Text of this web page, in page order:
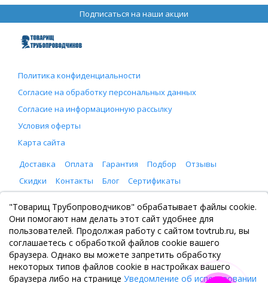
Подписаться на наши акции
Политика конфиденциальности
Согласие на обработку персональных данных
Согласие на информационную рассылку
Условия оферты
Карта сайта
Доставка
Оплата Гарантия Подбор
Отзывы
Скидки
Контакты Блог Сертификаты
ООО "Товарищ Трубопроводчиков"
Москва, Рязанский проспект 8, с. 2
+7 (495) 065-46-75
zakaz@tovtrub.ru
09:00-17:00 ПН-ПТ
Склад: Москва, Рязанский проспект 8, с. 2
"Товарищ Трубопроводчиков" обрабатывает файлы cookie.
Они помогают нам делать этот сайт удобнее для
пользователей. Продолжая работу с сайтом tovtrub.ru, вы
соглашаетесь с обработкой файлов cookie вашего
браузера. Однако вы можете запретить обработку
некоторых типов файлов cookie в настройках вашего
браузера либо на странице Уведомление об использовании